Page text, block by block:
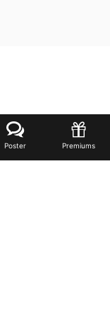
Poster Premiums